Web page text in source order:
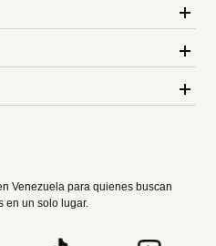
Venezuela para quienes buscan
en un solo lugar.